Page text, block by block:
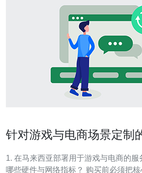
针对游戏与电商场景定制
1. 在马来西亚部署用于游戏与电商的服
哪些硬件与网络指标？ 购买前必须把